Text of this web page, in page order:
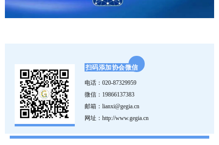
扫码添加协会微信
电话： 020-87329959
微信：19866137383
邮箱： lianxi@gegia.cn
网址：http://www.gegia.cn